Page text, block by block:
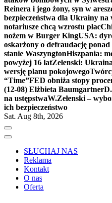
Reinera i jego żony, syn w
bezpieczeństwa dla Ukrainy
notariusze chcą wzrostu płac
nożem w Burger KingUSA:
oskarżony o defraudację
stanie WaszyngtonHiszpania:
powyżej 16 latZełenski:
wersję planu pokojowego
“Time”FED obniża stopy
(12-08) Elżbieta Baumgartner
na ustępstwaW.Zełenski –
ich bezpieczeństwo
Sat. Aug 8th, 2026
SŁUCHAJ NAS
Reklama
Kontakt
O nas
Oferta